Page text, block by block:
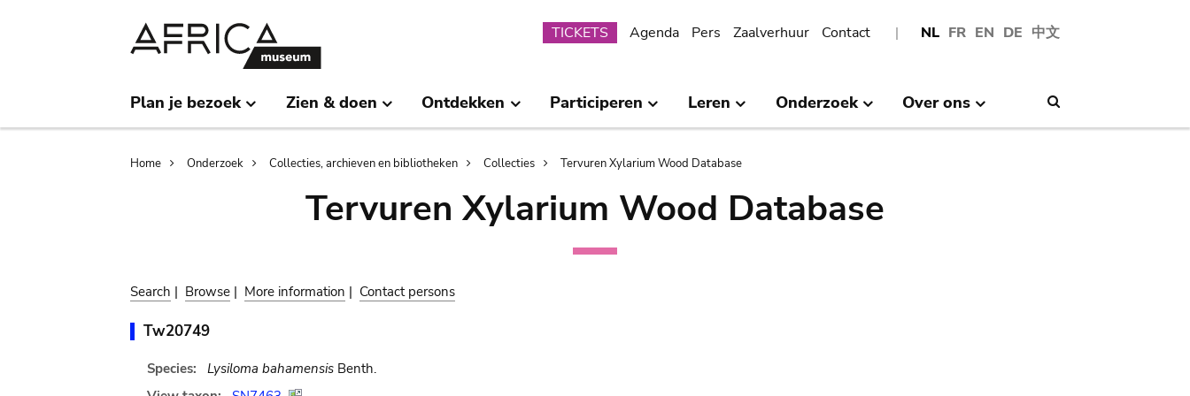
NL FR EN DE 中文
Submenu
TICKETS Agenda Pers Zaalverhuur Contact
Plan je bezoek Zien & doen Ontdekken Participeren Leren Onderzoek Over ons
Breadcrumb
Home Onderzoek Collecties, archieven en bibliotheken Collecties Tervuren Xylarium Wood Database
Tervuren Xylarium Wood Database
Search | Browse | More information | Contact persons
Tw20749
Species: Lysiloma bahamensisBenth.